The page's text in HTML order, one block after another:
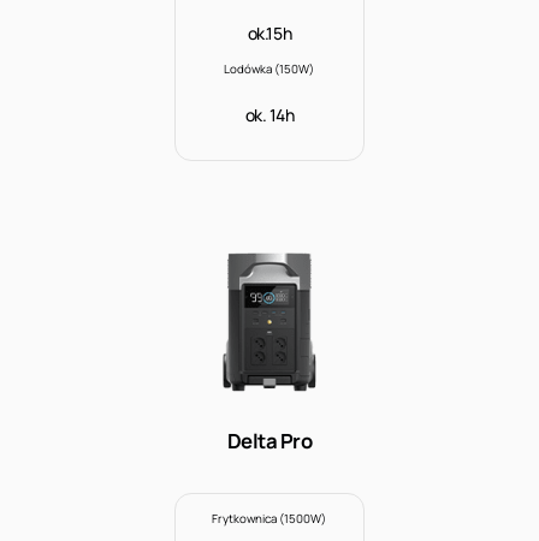
ok.15h
Lodówka (150W)
ok. 14h
Delta Pro
Frytkownica (1500W)